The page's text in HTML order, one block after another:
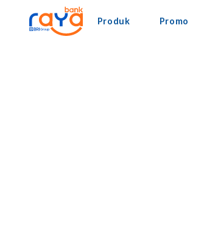
Produk Promo